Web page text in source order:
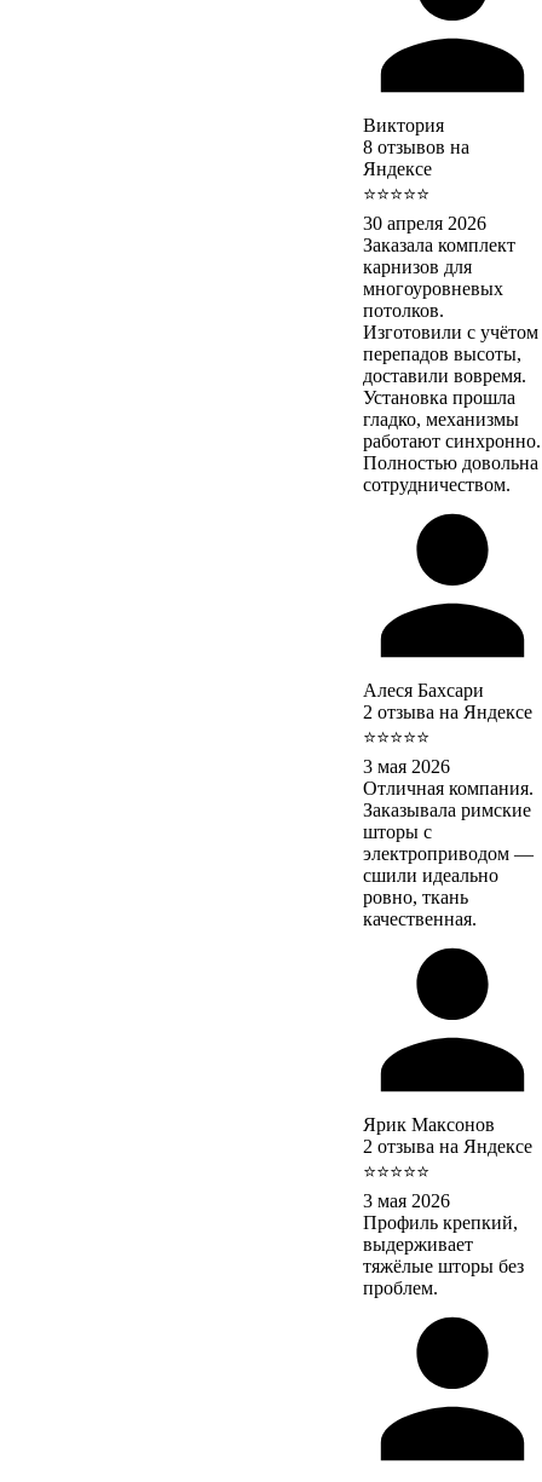
Виктория
8 отзывов на
Яндексе
⭐⭐⭐⭐⭐
30 апреля 2026
Заказала комплект
карнизов для
многоуровневых
потолков.
Изготовили с учётом
перепадов высоты,
доставили вовремя.
Установка прошла
гладко, механизмы
работают синхронно.
Полностью довольна
сотрудничеством.
Алеся Бахсари
2 отзыва на Яндексе
⭐⭐⭐⭐⭐
3 мая 2026
Отличная компания.
Заказывала римские
шторы с
электроприводом —
сшили идеально
ровно, ткань
качественная.
Ярик Максонов
2 отзыва на Яндексе
⭐⭐⭐⭐⭐
3 мая 2026
Профиль крепкий,
выдерживает
тяжёлые шторы без
проблем.